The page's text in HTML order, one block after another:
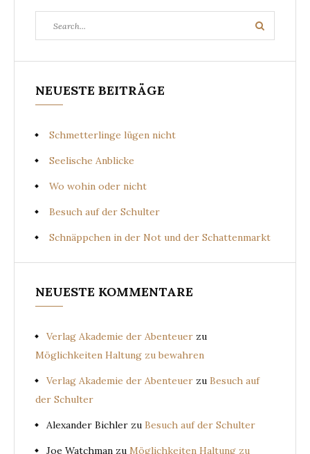
for:
Search
NEUESTE BEITRÄGE
Schmetterlinge lügen nicht
Seelische Anblicke
Wo wohin oder nicht
Besuch auf der Schulter
Schnäppchen in der Not und der Schattenmarkt
NEUESTE KOMMENTARE
Verlag Akademie der Abenteuer zu
Möglichkeiten Haltung zu bewahren
Verlag Akademie der Abenteuer zu Besuch auf
der Schulter
Alexander Bichler zu Besuch auf der Schulter
Joe Watchman zu Möglichkeiten Haltung zu